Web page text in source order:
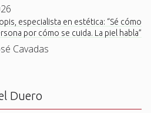
especialista en estética: “Sé cómo
por cómo se cuida. La piel habla”
Cavadas
Duero